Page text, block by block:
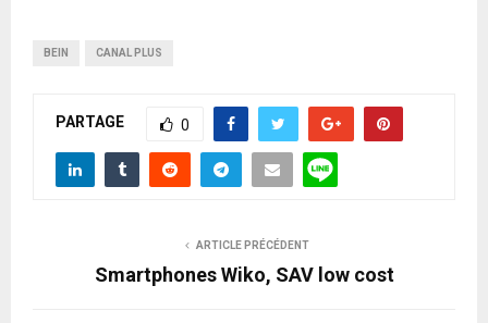
BEIN CANAL PLUS
PARTAGE 0
ARTICLE PRÉCÉDENT
Smartphones Wiko, SAV low cost